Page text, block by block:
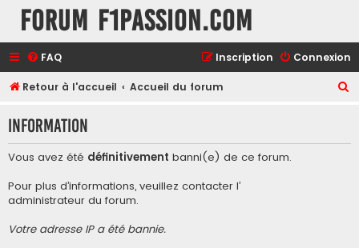
Forum F1Passion.com
FAQ Connexion
Inscription
Retour à l'accueil Accueil du forum
h
Information
Vous avez été définitivement banni(e) de ce forum.
Pour plus d’informations, veuillez contacter l’
administrateur du forum.
Votre adresse IP a été bannie.